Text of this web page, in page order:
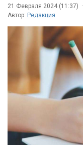
21 Февраля 2024 (11:37) ·
Автор: Редакция